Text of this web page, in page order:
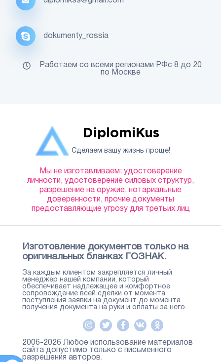
DiplomiKus
Сделаем вашу жизнь проще!
Мы не изготавливаем: удостоверение
личности, удостоверение силовых структур,
разрешение на оружие, нотариальные
доверенности, прочие документы
предоставляющие угрозу для третьих лиц
Изготовление документов только на
оригинальных бланках ГОЗНАК.
За каждым клиентом закрепляется личный
менеджер нашей компании, который
обеспечивает надлежащее и комфортное
сопровождение всей сделки от момента
поступления заявки на документ до момента
получения документа на руки и оплаты за него.
2006-2026 Любое использование материалов
сайта допустимо только с письменного
разрешения авторов.
dokumenty_rossia
Работаем со всеми регионами РФс 8 до 20
по Москве